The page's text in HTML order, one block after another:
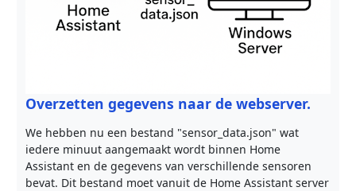
Overzetten gegevens naar de webserver.
We hebben nu een bestand "sensor_data.json" wat
iedere minuut aangemaakt wordt binnen Home
Assistant en de gegevens van verschillende sensoren
bevat. Dit bestand moet vanuit de Home Assistant server